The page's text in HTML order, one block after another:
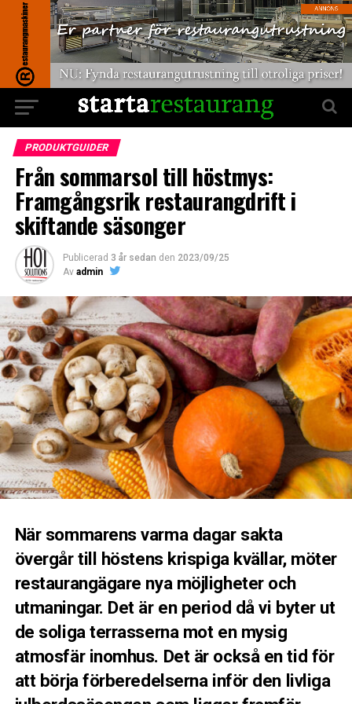
PRODUKTGUIDER
Från sommarsol till höstmys:
Framgångsrik restaurangdrift i
skiftande säsonger
Publicerad 3 år sedan den 2023/09/25
Av admin
När sommarens varma dagar sakta
övergår till höstens krispiga kvällar, möter
restaurangägare nya möjligheter och
utmaningar. Det är en period då vi byter ut
de soliga terrasserna mot en mysig
atmosfär inomhus. Det är också en tid för
att börja förberedelserna inför den livliga